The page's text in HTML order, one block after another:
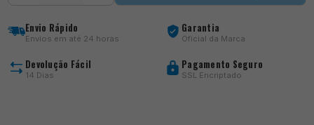
SwivelsEnvio Rápido
Envios em até 24 horas
Garantia
Oficial da Marca
Devolução Fácil
14 Dias
Pagamento Seguro
SSL Encriptado